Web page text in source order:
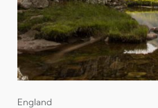
Categories
England